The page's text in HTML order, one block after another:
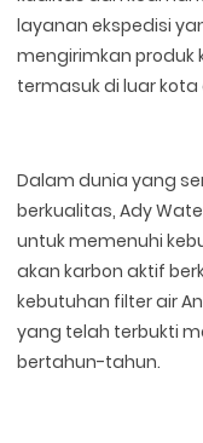
layanan ekspedisi
mengirimkan produk
termasuk di luar kota
Dalam dunia yang
berkualitas, Ady
untuk memenuhi
akan karbon aktif
kebutuhan filter air
yang telah terbukti
bertahun-tahun.